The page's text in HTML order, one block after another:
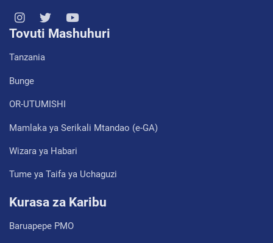
Tovuti Mashuhuri
Tanzania
Bunge
OR-UTUMISHI
Mamlaka ya Serikali Mtandao (e-GA)
Wizara ya Habari
Tume ya Taifa ya Uchaguzi
Kurasa za Karibu
Baruapepe PMO